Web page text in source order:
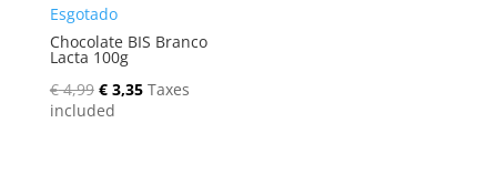
Esgotado
Chocolate BIS Branco
Lacta 100g
€4,99 Original
price
€3,35Current
Taxes
included